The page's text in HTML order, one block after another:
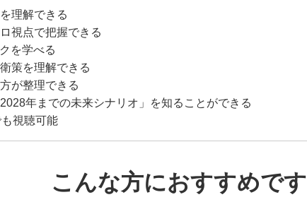
理解できる
視点で把握できる
を学べる
策を理解できる
が整理できる
年までの未来シナリオ」を知ることができる
視聴可能
こんな方におすすめです